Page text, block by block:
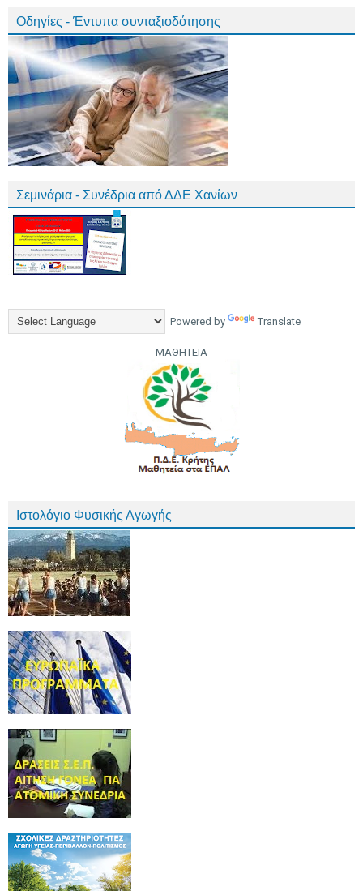
Οδηγίες - Έντυπα συνταξιοδότησης
Σεμινάρια - Συνέδρια από ΔΔΕ Χανίων
Powered by Translate
ΜΑΘΗΤΕΙΑ
Ιστολόγιο Φυσικής Αγωγής